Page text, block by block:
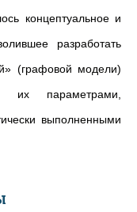
концептуальное и
разработать
(графовой модели)
их параметрами,
выполненными